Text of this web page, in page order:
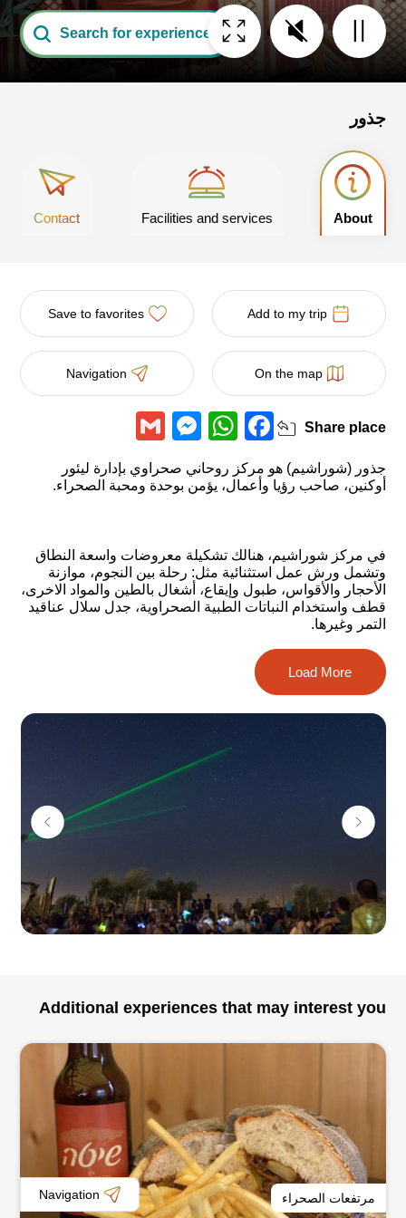
Search for experiences
جذور
About
Facilities and services
Contact
Add to my trip
Save to favorites
On the map
Navigation
Shareplace
Facebook
WhatsApp
Messenger
جذور (شوراشيم) هو مركز روحاني صحراوي بإدارة ليئور
أوكنين، صاحب رؤيا وأعمال، يؤمن بوحدة ومحبة الصحراء.
في مركز شوراشيم، هنالك تشكيلة معروضات واسعة النطاق
وتشمل ورش عمل استثنائية مثل: رحلة بين النجوم، موازنة
الأحجار والأقواس، طبول وإيقاع، أشغال بالطين والمواد الاخرى،
قطف واستخدام النباتات الطبية الصحراوية، جدل سلال عناقيد
التمر وغيرها.
بالإمكان الحجز وتجربة هذه التشكيلة في الميدان أو في المركز
نفسه، الواقع في عاراد. الميزة الكامنة في المركز في عاراد
هي التعرف على نمط الحياة في المكان، بل وحتى تجربة
معروضات حصرية مثل سويت لودج.
إلى جانب ورش العمل والمحتوى الممتع، بالإمكان أيضا حجز
احتفالات ميدانية تتضمن موسيقى عالمية، حلقات طبول، فنون
تعالوا بفكر منفتح، بالإمكان اكتشاف عالم رائع هنا…
Load More
Additional experiences that may interest you
مرتفعات الصحراء Navigation